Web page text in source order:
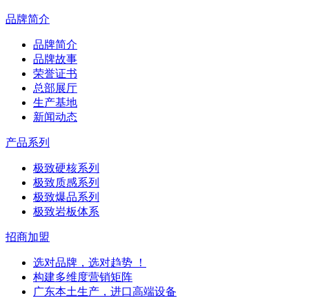
品牌简介
品牌简介
品牌故事
荣誉证书
总部展厅
生产基地
新闻动态
产品系列
极致硬核系列
极致质感系列
极致爆品系列
极致岩板体系
招商加盟
选对品牌，选对趋势 ！
构建多维度营销矩阵
广东本土生产，进口高端设备